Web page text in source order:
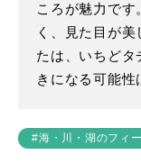
ころが魅力です
く、見た目が
たは、いちどタ
きになる可能性
#海・川・湖のフィ